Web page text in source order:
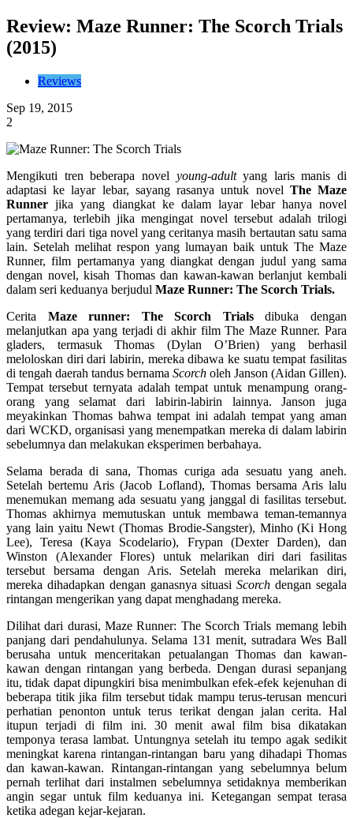
Review: Maze Runner: The Scorch Trials
(2015)
Reviews
Sep 19, 2015
2
Mengikuti tren beberapa novel young-adultyang laris manis di
adaptasi ke layar lebar, sayang rasanya untuk novel The Maze
Runner jika yang diangkat ke dalam layar lebar hanya novel
pertamanya, terlebih jika mengingat novel tersebut adalah trilogi
yang terdiri dari tiga novel yang ceritanya masih bertautan satu sama
lain. Setelah melihat respon yang lumayan baik untuk The Maze
Runner, film pertamanya yang diangkat dengan judul yang sama
dengan novel, kisah Thomas dan kawan-kawan berlanjut kembali
dalam seri keduanya berjudul Maze Runner: The Scorch Trials.
Cerita Maze runner: The Scorch Trialsdibuka dengan
melanjutkan apa yang terjadi di akhir film The Maze Runner. Para
gladers, termasuk Thomas (Dylan O’Brien) yang berhasil
meloloskan diri dari labirin, mereka dibawa ke suatu tempat fasilitas
di tengah daerah tandus bernama Scorch oleh Janson (Aidan Gillen).
Tempat tersebut ternyata adalah tempat untuk menampung orang-
orang yang selamat dari labirin-labirin lainnya. Janson juga
meyakinkan Thomas bahwa tempat ini adalah tempat yang aman
dari WCKD, organisasi yang menempatkan mereka di dalam labirin
sebelumnya dan melakukan eksperimen berbahaya.
Selama berada di sana, Thomas curiga ada sesuatu yang aneh.
Setelah bertemu Aris (Jacob Lofland), Thomas bersama Aris lalu
menemukan memang ada sesuatu yang janggal di fasilitas tersebut.
Thomas akhirnya memutuskan untuk membawa teman-temannya
yang lain yaitu Newt (Thomas Brodie-Sangster), Minho (Ki Hong
Lee), Teresa (Kaya Scodelario), Frypan (Dexter Darden), dan
Winston (Alexander Flores) untuk melarikan diri dari fasilitas
tersebut bersama dengan Aris. Setelah mereka melarikan diri,
mereka dihadapkan dengan ganasnya situasiScorch dengan segala
rintangan mengerikan yang dapat menghadang mereka.
Dilihat dari durasi, Maze Runner: The Scorch Trials memang lebih
panjang dari pendahulunya. Selama 131 menit, sutradara Wes Ball
berusaha untuk menceritakan petualangan Thomas dan kawan-
kawan dengan rintangan yang berbeda. Dengan durasi sepanjang
itu, tidak dapat dipungkiri bisa menimbulkan efek-efek kejenuhan di
beberapa titik jika film tersebut tidak mampu terus-terusan mencuri
perhatian penonton untuk terus terikat dengan jalan cerita. Hal
itupun terjadi di film ini. 30 menit awal film bisa dikatakan
temponya terasa lambat. Untungnya setelah itu tempo agak sedikit
meningkat karena rintangan-rintangan baru yang dihadapi Thomas
dan kawan-kawan. Rintangan-rintangan yang sebelumnya belum
pernah terlihat dari instalmen sebelumnya setidaknya memberikan
angin segar untuk film keduanya ini. Ketegangan sempat terasa
ketika adegan kejar-kejaran.